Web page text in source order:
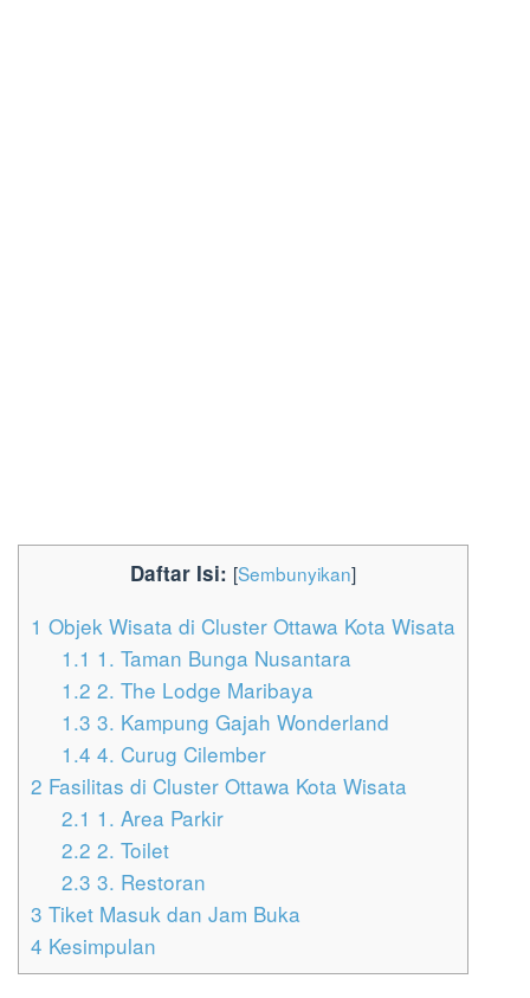
Daftar Isi: [Sembunyikan]
1 Objek Wisata di Cluster Ottawa Kota Wisata
1.1 1. Taman Bunga Nusantara
1.2 2. The Lodge Maribaya
1.3 3. Kampung Gajah Wonderland
1.4 4. Curug Cilember
2 Fasilitas di Cluster Ottawa Kota Wisata
2.1 1. Area Parkir
2.2 2. Toilet
2.3 3. Restoran
3 Tiket Masuk dan Jam Buka
4 Kesimpulan